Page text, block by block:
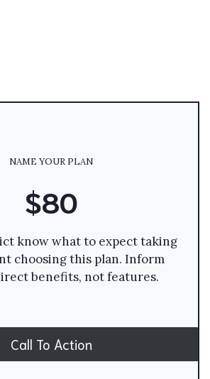
NAME YOUR PLAN
$80
know what to expect taking
choosing this plan. Inform
benefits, not features.
Call To Action